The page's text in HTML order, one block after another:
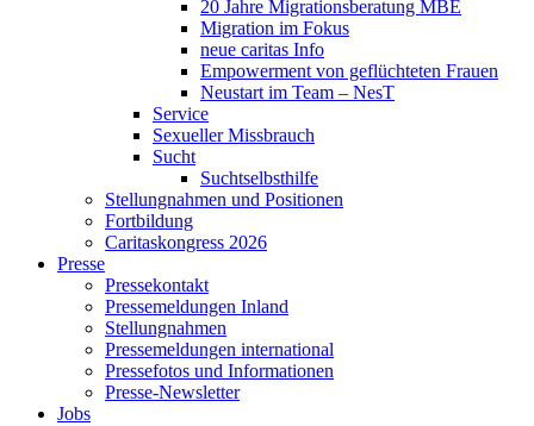
20 Jahre Migrationsberatung MBE
Migration im Fokus
neue caritas Info
Empowerment von geflüchteten Frauen
Neustart im Team – NesT
Service
Sexueller Missbrauch
Sucht
Suchtselbsthilfe
Stellungnahmen und Positionen
Fortbildung
Caritaskongress 2026
Presse
Pressekontakt
Pressemeldungen Inland
Stellungnahmen
Pressemeldungen international
Pressefotos und Informationen
Presse-Newsletter
Jobs